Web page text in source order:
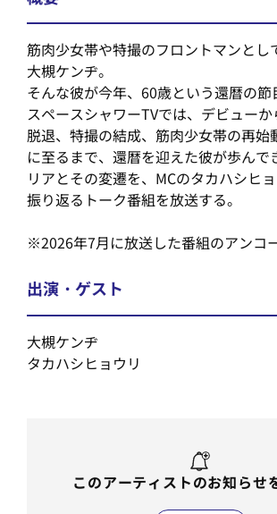
筋肉少女帯や特撮のフロントマンとし
大槻ケンヂ。
そんな彼が今年、60歳という還暦の節
スペースシャワーTVでは、デビュー
脱退、特撮の結成、筋肉少女帯の再始
に至るまで、還暦を迎えた彼が歩んで
リアとその変遷を、MCのタカハシヒ
振り返るトーク番組を放送する。
※2026年7月に放送した番組のアンコ
出演・ゲスト
大槻ケンヂ
タカハシヒョウリ
このアーティストのお知らせ